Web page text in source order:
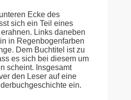
Ecke des
sich ein Teil eines
Links daneben
in Regenbogenfarben
Dem Buchtitel ist zu
es sich bei diesem um
scheint. Insgesamt
den Leser auf eine
ein.